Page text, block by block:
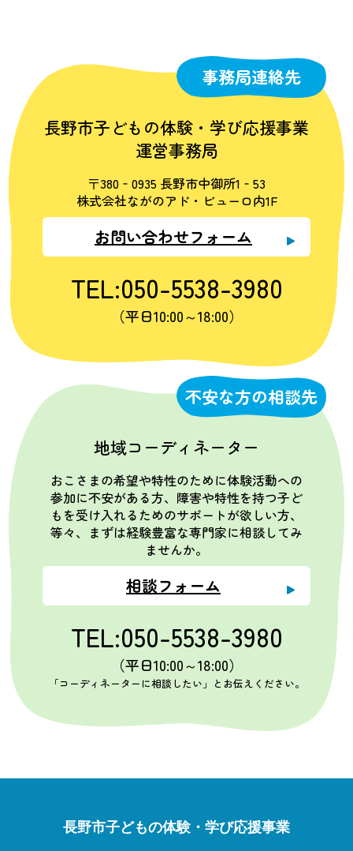
事務局連絡先
長野市子どもの体験・学び応援事業
運営事務局
〒380‐0935 長野市中御所1‐53
株式会社ながのアド・ビューロ内1F
お問い合わせフォーム
TEL:050-5538-3980
（平日10:00～18:00）
不安な方の相談先
地域コーディネーター
おこさまの希望や特性のために体験活動への
参加に不安がある方、障害や特性を持つ子ど
もを受け入れるためのサポートが欲しい方、
等々、まずは経験豊富な専門家に相談してみ
ませんか。
相談フォーム
TEL:050-5538-3980
（平日10:00～18:00）
「コーディネーターに相談したい」とお伝えください。
長野市子どもの体験・学び応援事業